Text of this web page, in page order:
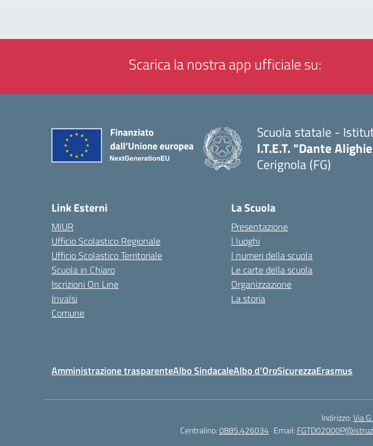
Scarica la nostra app ufficiale su:
Scuola statale -
I.T.E.T. "Dante
Cerignola (FG)
Link Esterni
MIUR
Ufficio Scolastico Regionale
Ufficio Scolastico Territoriale
Scuola in Chiaro
Iscrizioni On Line
Invalsi
Comune
La Scuola
Presentazione
I luoghi
I numeri della scuola
Le carte della scuola
Organizzazione
La storia
Amministrazione trasparenteAlbo SindacaleAlbo d’OroSicurezzaErasmus
Indirizzo:Via
Centralino:0885.426034 Email: